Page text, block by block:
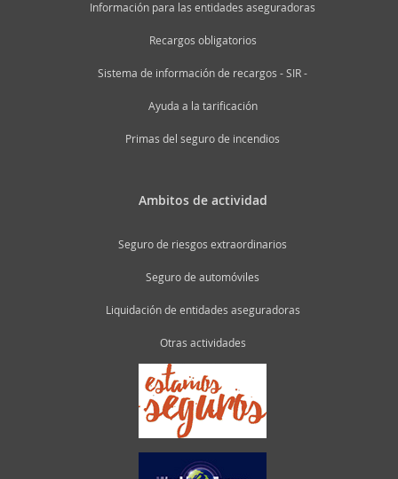
Información para las entidades aseguradoras
Recargos obligatorios
Sistema de información de recargos - SIR -
Ayuda a la tarificación
Primas del seguro de incendios
Ambitos de actividad
Seguro de riesgos extraordinarios
Seguro de automóviles
Liquidación de entidades aseguradoras
Otras actividades